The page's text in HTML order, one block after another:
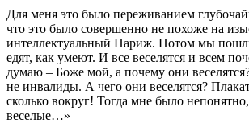
Для меня это было переживанием
что это было совершенно не похоже на
интеллектуальный Париж. Потом мы
едят, как умеют. И все веселятся и всем
думаю – Боже мой, а почему они
не инвалиды. А чего они веселятся?
сколько вокруг! Тогда мне было
веселые…»